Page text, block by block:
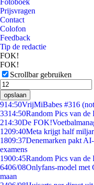
Fotoboek
Prijsvragen
Contact
Colofon
Feedback
Tip de redactie
FOK!
FOK!
Scrollbar gebruiken
opslaan
914:50VrijMiBabes #316
3314:50Random Pics van de
214:30De
1209:40Meta krijgt half
1809:37Denemarken pakt
examens
1900:45Random Pics van de
6406/08Onlyfans-model met
maan